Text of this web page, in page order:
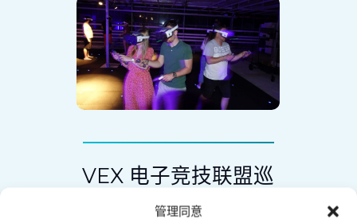
管理同意
VEX 电子竞技联盟巡
回赛